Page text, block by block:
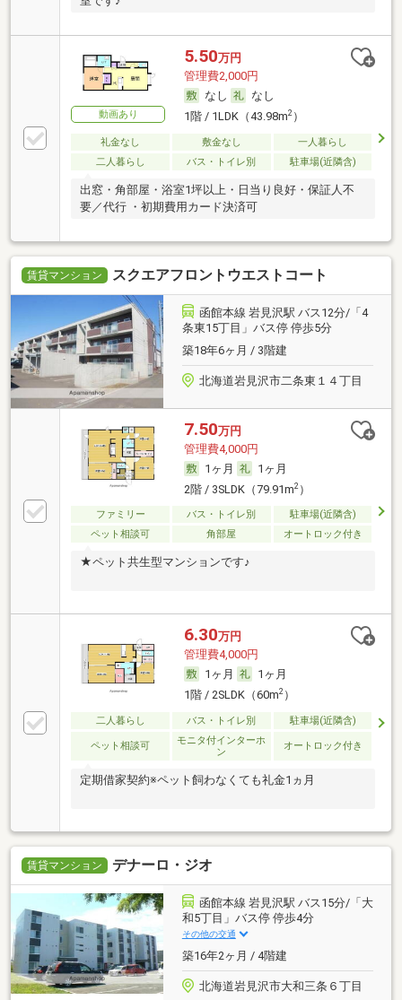
動画あり
5.50万円
管理費2,000円
なし
なし
1階 / 1LDK（43.98m2）
礼金なし 敷金なし
一人暮らし
二人暮らし
バス・トイレ別 駐車場(近隣含)
出窓・角部屋・浴室1坪以上・日当り良好・保証人不
要／代行 ・初期費用カード決済可
賃貸マンション スクエアフロントウエストコート
函館本線 岩見沢駅 バス12分/「4
条東15丁目」バス停 停歩5分
築18年6ヶ月 / 3階建
北海道岩見沢市二条東１４丁目
7.50万円
管理費4,000円
1ヶ月
1ヶ月
2階 / 3SLDK（79.91m2）
ファミリー バス・トイレ別
駐車場(近隣含)
ペット相談可
角部屋 オートロック付き
★ペット共生型マンションです♪
6.30万円
管理費4,000円
1ヶ月
1ヶ月
1階 / 2SLDK（60m2）
二人暮らし バス・トイレ別 駐車場(近隣含)
ペット相談可
モニタ付インターホ
ン
オートロック付き
定期借家契約※ペット飼わなくても礼金1ヵ月
賃貸マンション デナーロ・ジオ
函館本線 岩見沢駅 バス15分/「大
和5丁目」バス停 停歩4分
その他の交通
築16年2ヶ月 / 4階建
北海道岩見沢市大和三条６丁目